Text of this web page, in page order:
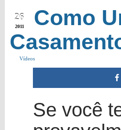
26
2011
Como
Vídeos
Se você